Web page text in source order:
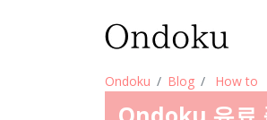
Ondoku Blog How to